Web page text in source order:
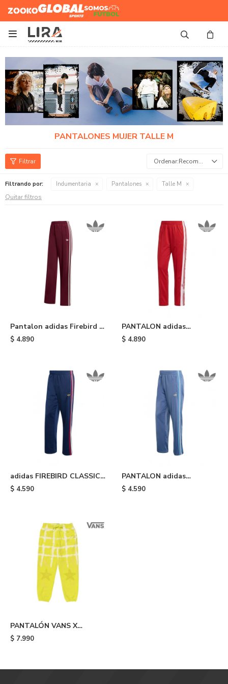
Zooko Global Sports
Somos
Futbol

PANTALONES MUJER TALLE M
Recomendados
Filtrando por: Indumentaria Pantalones Talle M
Quitar filtros
Pantalon adidas Firebird -
Maroon
$ 4.890
PANTALON adidas
DEPORTIVO ADIBREAK -
$ 4.890
adidas FIREBIRD CLASSIC -
Blue
$ 4.590
PANTALON adidas
FIREBIRD - Light Blue
$ 4.590
PANTALÓN VANS X
COLLINA STRADA - Yellow
$ 7.990